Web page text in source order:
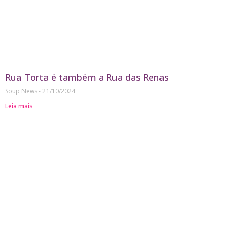
Rua Torta é também a Rua das Renas
Soup News 21/10/2024
Leia mais